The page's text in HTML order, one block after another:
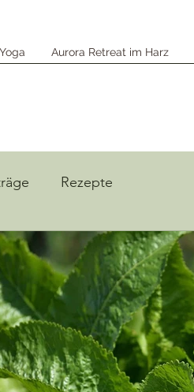
Yoga Aurora Retreat im Harz
Rezepte